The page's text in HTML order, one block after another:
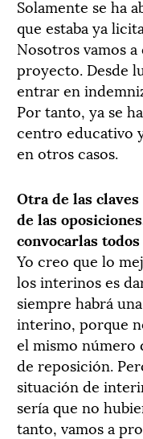
Solamente se ha
que estaba ya
Nosotros vamos
proyecto. Desde
entrar en
Por tanto, ya se
centro educativo
en otros casos.
Otra de las
de las
convocarlas
Yo creo que lo
los interinos es
siempre habrá
interino, porque
el mismo número
de reposición.
situación de
sería que no
tanto, vamos a